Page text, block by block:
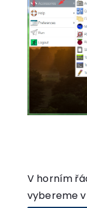
V horním
vybereme